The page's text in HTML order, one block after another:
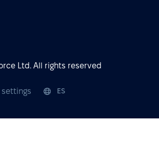
Ltd. All rights reserved
settings ES